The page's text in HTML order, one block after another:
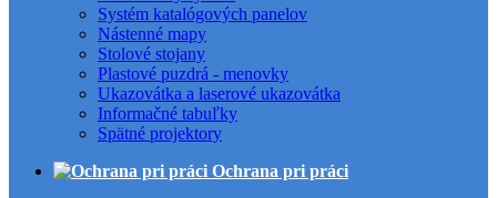
Systém katalógových panelov
Nástenné mapy
Stolové stojany
Plastové puzdrá - menovky
Ukazovátka a laserové ukazovátka
Informačné tabuľky
Spätné projektory
Ochrana pri práci